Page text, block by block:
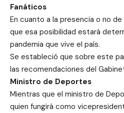
Fanáticos
En cuanto a la presencia o no
que esa posibilidad estará
pandemia que vive el país.
Se estableció que sobre este
las recomendaciones del
Ministro de Deportes
Mientras que el ministro de
quien fungirá como